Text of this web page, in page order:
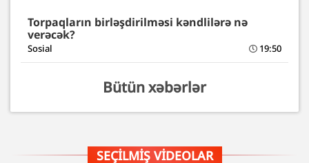
Torpaqların birləşdirilməsi kəndlilərə nə
verəcək?
Sosial 19:50
Bütün xəbərlər
SEÇILMIŞ VIDEOLAR